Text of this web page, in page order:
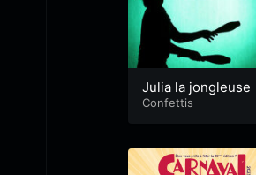
Julia la jongleuse
Confettis